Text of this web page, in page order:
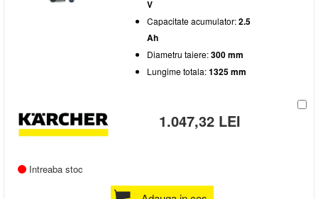
V
Capacitate acumulator:2.5
Ah
Diametru taiere:300 mm
Lungime totala:1325 mm
1.047,32 LEI
Intreaba stoc